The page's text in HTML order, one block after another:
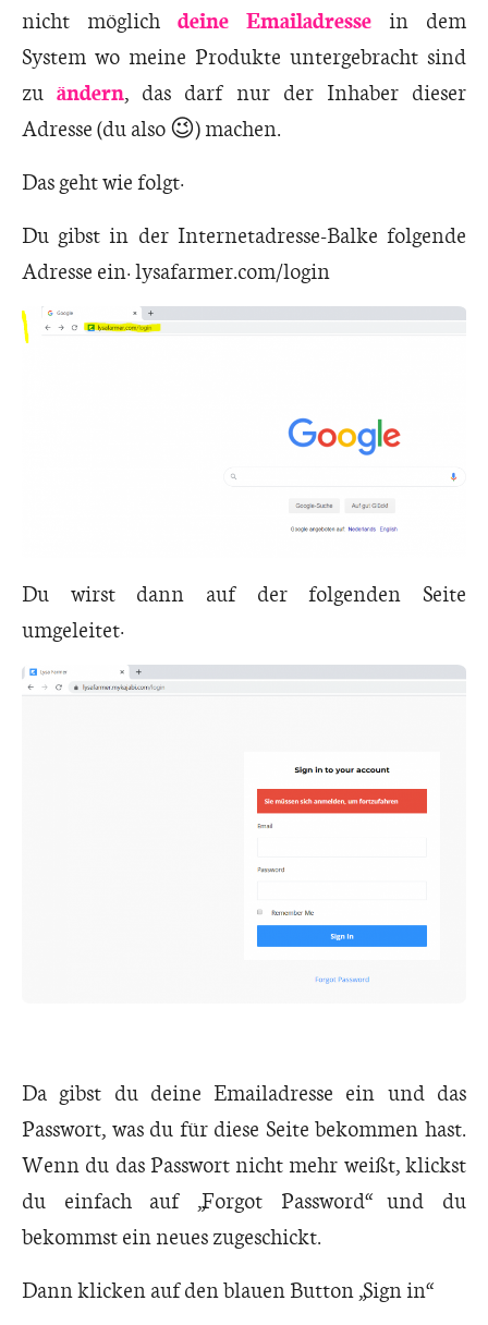
nicht möglich deine Emailadresse in dem
System wo meine Produkte untergebracht sind
zuändern, das darf nur der Inhaber dieser
Adresse (du also 😉) machen.
Das geht wie folgt:
Du gibst in der Internetadresse-Balke folgende
Adresse ein: lysafarmer.com/login
Du wirst dann auf der folgenden Seite
umgeleitet:
Da gibst du deine Emailadresse ein und das
Passwort, was du für diese Seite bekommen hast.
Wenn du das Passwort nicht mehr weißt, klickst
du einfach auf „Forgot Password“ und du
bekommst ein neues zugeschickt.
Dann klicken auf den blauen Button „Sign in“